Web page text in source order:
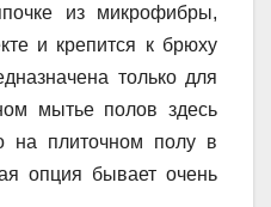
из микрофибры,
и крепится к брюху
только для
мытье полов здесь
на плиточном полу в
опция бывает очень